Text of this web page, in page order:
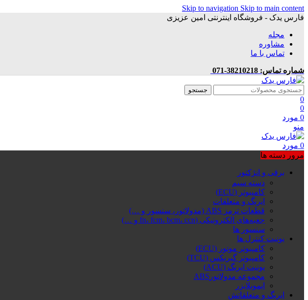
Skip to navigation Skip to main content
فارس یدک - فروشگاه اینترنتی امین عزیزی
مجله
مشاوره
تماس با ما
شماره تماس: 38210218-071
جستجو
0
0
0 مورد
منو
0 مورد
مرور دسته ها
برقی و انژکتور
دسته سیم
کامپیوتر (ECU)
ایربگ و متعلقات
قطعات ترمز ABS (مدولاتور، سنسور و …)
جعبه‌های الکترونیکی (fn، fcm، bcm، ccn و …)
سنسور ها
یونیت کنترل ها
کامپیوتر موتور (ECU)
کامپیوتر گیربکس (TCU)
یونیت ایربگ (ACU)
مجموعه مدولاتورABS
ایموبلایزر
ایربگ و متعلقاتش